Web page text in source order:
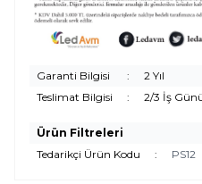
Garanti Bilgisi :
2 Yıl
Teslimat Bilgisi
: 2/3 İş
Ürün Filtreleri
Tedarikçi Ürün Kodu
: PS12